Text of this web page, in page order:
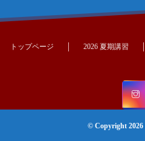
トップページ 2026 夏期講習
© Copyright 2026